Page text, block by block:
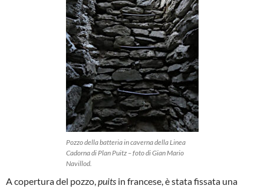
Pozzo della batteria in caverna della Linea
Cadorna di Plan Puitz – foto di Gian Mario
Navillod.
A copertura del pozzo,puits in francese, è stata fissata una